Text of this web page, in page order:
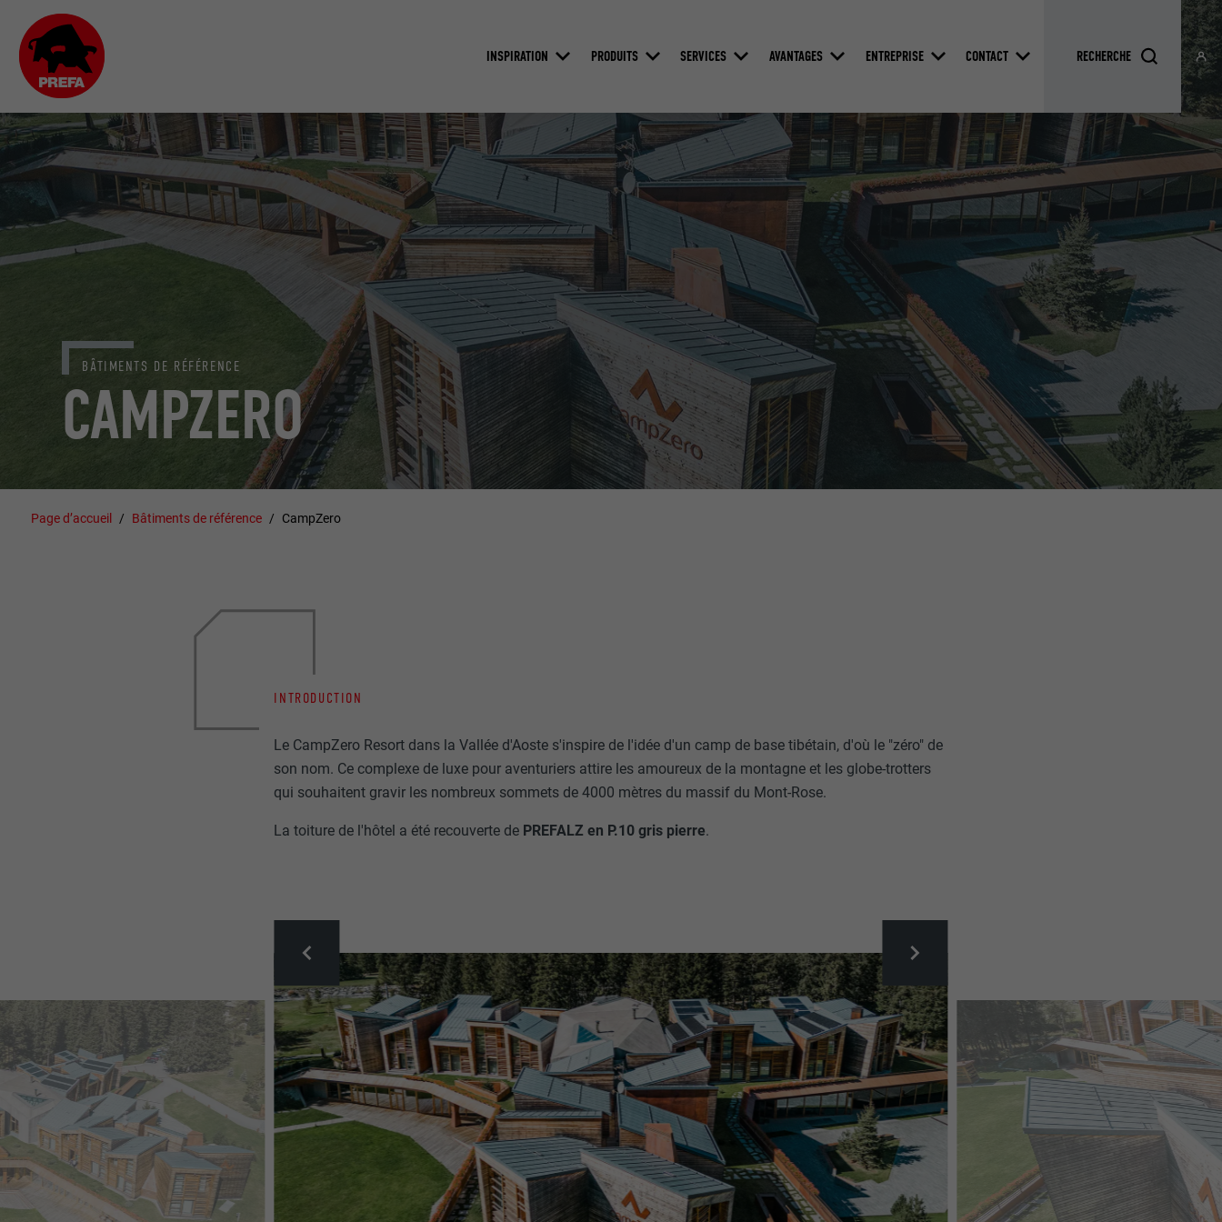
INSPIRATION PRODUITS SERVICES AVANTAGES ENTREPRISE CONTACT
CAMPZERO
BÂTIMENTS DE RÉFÉRENCE
Page d’accueil Bâtiments de référence CampZero
INTRODUCTION
Le CampZero Resort dans la Vallée d'Aoste s'inspire de l'idée d'un camp de base tibétain, d'où le "zéro" de
son nom. Ce complexe de luxe pour aventuriers attire les amoureux de la montagne et les globe-trotters
qui souhaitent gravir les nombreux sommets de 4000 mètres du massif du Mont-Rose.
La toiture de l'hôtel a été recouverte de PREFALZ en P.10 gris pierre.